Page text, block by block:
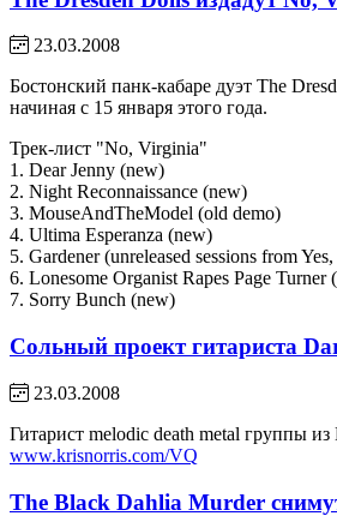
23.03.2008
Бостонский панк-кабаре дуэт The
начиная с 15 января этого года.
Трек-лист "No, Virginia"
1. Dear Jenny (new)
2. Night Reconnaissance (new)
3. MouseAndTheModel (old demo)
4. Ultima Esperanza (new)
5. Gardener (unreleased sessions from
6. Lonesome Organist Rapes Page Turner
7. Sorry Bunch (new)
Сольный проект гитариста
23.03.2008
Гитарист melodic death metal группы
www.krisnorris.com/VQ
The Black Dahlia Murder